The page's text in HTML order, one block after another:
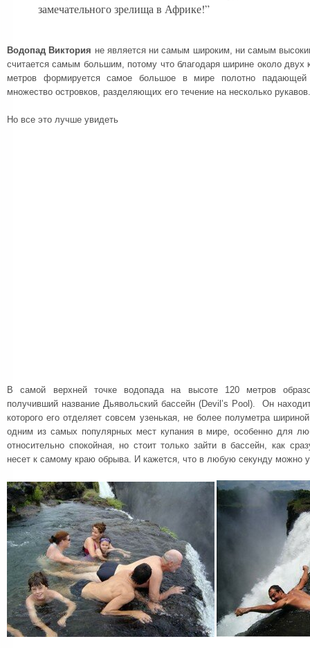
замечательного зрелища в Африке!”
Водопад Виктория не является ни самым широким, ни самым
считается самым большим, потому что благодаря ширине около двух
метров формируется самое большое в мире полотно
множество островков, разделяющих его течение на несколько рукавов.
Но все это лучше увидеть
В самой верхней точке водопада на высоте 120 метров
получивший название Дьявольский бассейн (Devil’s Pool). Он
которого его отделяет совсем узенькая, не более полуметра
одним из самых популярных мест купания в мире, особенно для
относительно спокойная, но стоит только зайти в бассейн, как
несет к самому краю обрыва. И кажется, что в любую секунду можно